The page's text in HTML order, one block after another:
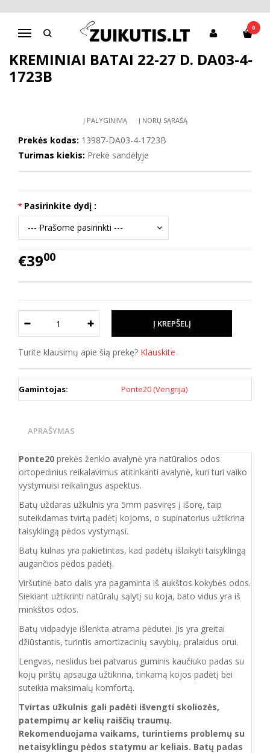
Navigacija
0
Pagrindinis
D.D.Step batai mergaitėms
Kreminiai batai 22-27 d. DA03-4-1723B
KREMINIAI BATAI 22-27 D. DA03-4-
1723B
Į PALYGINIMĄ Į NORŲ SĄRAŠĄ
Prekės kodas: 13987-DA03-4-1723B
Turimas kiekis: Prekė sandėlyje
Pasirinkite dydį :
€3900
Turite klausimų apie šią prekę? Klauskite
Gamintojas: Ponte20 (Vengrija)
APRAŠYMAS
Ponte20 prekės ženklo avalynė yra natūralios odos
ortopedinius reikalavimus atitinkanti avalynė, kuri turi vaiko
vystymuisi reikalingus aspektus.
Batų uždaras užkulnis yra 5mm pasviręs į išorę, taip
suteikdamas tvirtą padėtį kojoms, o supinatorius užtikrina
taisyklingą pėdos vystymąsi.
Batų kulnas yra pakietintas, kad padėtų išlaikyti taisyklingą
augančios pėdos padėtį.
Viršutinė bato dalis yra pagaminta iš aukštos kokybės odos.
Siekiant užtikrinti natūralų sąlytį su koja, bato vidus yra iš
minkštos odos.
Batų vidpadyje išlenkta atrama pėdutei. Jis yra greitai
džiūstantis, turintis amortizacinių savybių, pralaidus orui.
Lengvas, neslidus bei patvarus guminis kaučiuko padas su
kojų pirštų apsauga užtikrina, tinkamą kojos padėtį bei
suteikia maksimalų komfortą.
Tvirtas užkulnis gali padėti išvengti skoliozės,
patempimų ar kelių raiščių traumų.
Rekomenduojama vaikams, turintiems problemų su
netaisyklingu pėdos statymu ar keliais. Batų padas